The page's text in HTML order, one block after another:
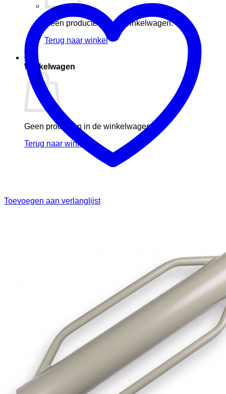
Geen producten in de winkelwagen.
Terug naar winkel
0
Winkelwagen
Geen producten in de winkelwagen.
Terug naar winkel
Toevoegen aan verlanglijst